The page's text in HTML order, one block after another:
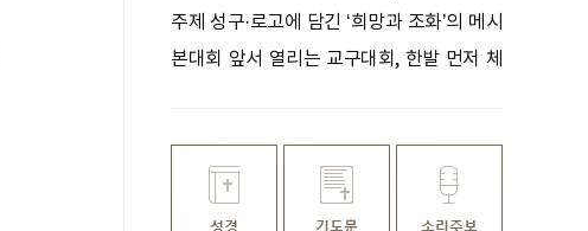
기적 간직한 성지
주제 성구·로고에 담긴 ‘희망과 조화’의 메시
지
본대회 앞서 열리는 교구대회, 한발 먼저 체